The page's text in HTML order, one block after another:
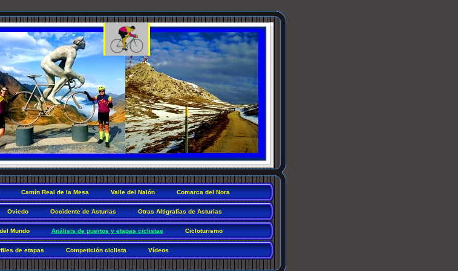
Camín Real de la Mesa Valle del Nalón Comarca del Nora
Oviedo Occidente de Asturias Otras Altigrafías de Asturias
Mundo Análisis de puertos y etapas ciclistas Cicloturismo
de etapas Competición ciclista Vídeos